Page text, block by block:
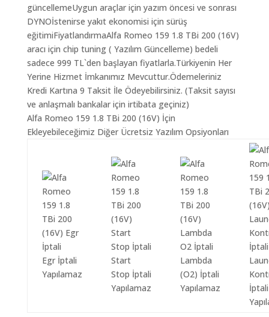
güncellemeUygun araçlar için yazım öncesi ve sonrası
DYNOİstenirse yakıt ekonomisi için sürüş
eğitimiFiyatlandırmaAlfa Romeo 159 1.8 TBi 200 (16V)
aracı için chip tuning ( Yazılım Güncelleme) bedeli
sadece 999 TL`den başlayan fiyatlarla.Türkiyenin Her
Yerine Hizmet İmkanımız Mevcuttur.Ödemeleriniz
Kredi Kartına 9 Taksit İle Ödeyebilirsiniz. (Taksit sayısı
ve anlaşmalı bankalar için irtibata geçiniz)
Alfa Romeo 159 1.8 TBi 200 (16V) İçin
Ekleyebileceğimiz Diğer Ücretsiz Yazılım Opsiyonları
Egr İptali
Yapılamaz
Start
Stop İptali
Yapılamaz
Lambda
(O2) İptali
Yapılamaz
İptali